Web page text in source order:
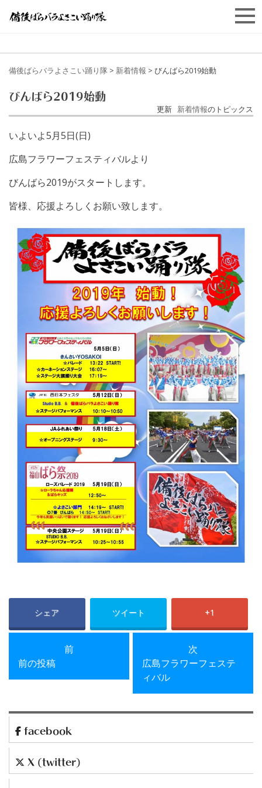
備後ばらバラよさこい踊り隊 > 新着情報 > びんばら2019始動
びんばら2019始動
更新 新着情報のトピックス
いよいよ5月5日(日)
広島フラワーフェスティバルより
びんばら2019がスタートします。
皆様、応援よろしくお願い致します。
シェア ツイート +1
前
前の投稿
次
広島フラワーフェステ
ィバル
facebook
X (twitter)